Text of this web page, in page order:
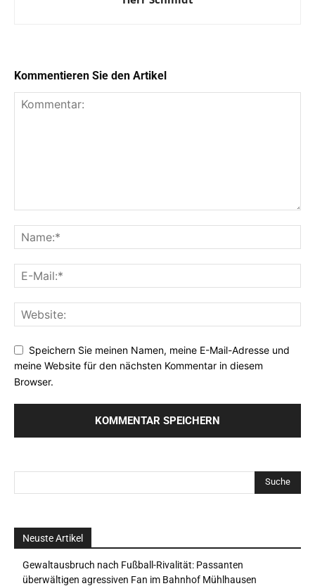
Kommentieren Sie den Artikel
Speichern Sie meinen Namen, meine E-Mail-Adresse und
meine Website für den nächsten Kommentar in diesem
Browser.
Neuste Artikel
Gewaltausbruch nach Fußball-Rivalität: Passanten
überwältigen agressiven Fan im Bahnhof Mühlhausen